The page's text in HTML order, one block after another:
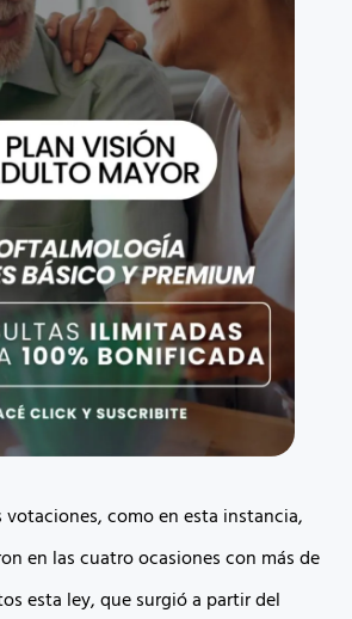
votaciones, como en esta instancia,
en las cuatro ocasiones con más de
esta ley, que surgió a partir del